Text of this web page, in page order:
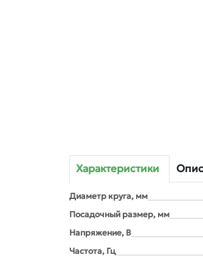
Характеристики
Диаметр круга, мм
Посадочный размер, мм
Напряжение, В
Частота, Гц